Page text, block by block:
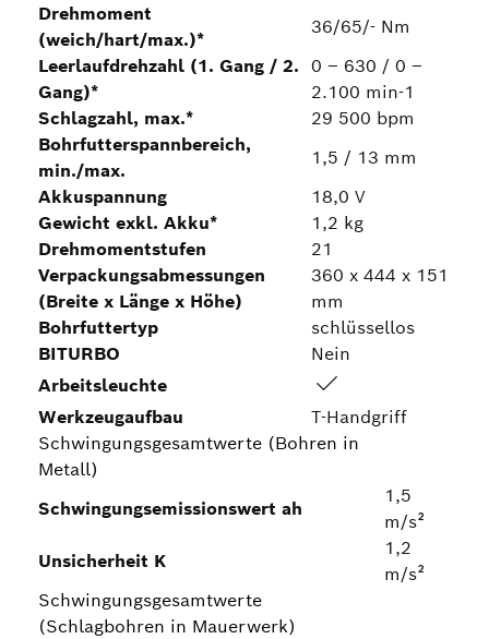
Drehmoment
(weich/hart/max.)*
36/65/- Nm
Leerlaufdrehzahl (1. Gang / 2.
Gang)*
0 – 630 / 0 –
2.100 min-1
Schlagzahl, max.*
29 500 bpm
Bohrfutterspannbereich,
min./max.
1,5 / 13 mm
Akkuspannung
18,0 V
Gewicht exkl. Akku*
1,2 kg
Drehmomentstufen
21
Verpackungsabmessungen
(Breite x Länge x Höhe)
360 x 444 x 151
mm
Bohrfuttertyp
schlüssellos
BITURBO
Nein
Arbeitsleuchte
Werkzeugaufbau
T-Handgriff
Schwingungsgesamtwerte (Bohren in
Metall)
Schwingungsemissionswert ah
1,5
m/s²
Unsicherheit K
1,2
m/s²
Schwingungsgesamtwerte
(Schlagbohren in Mauerwerk)